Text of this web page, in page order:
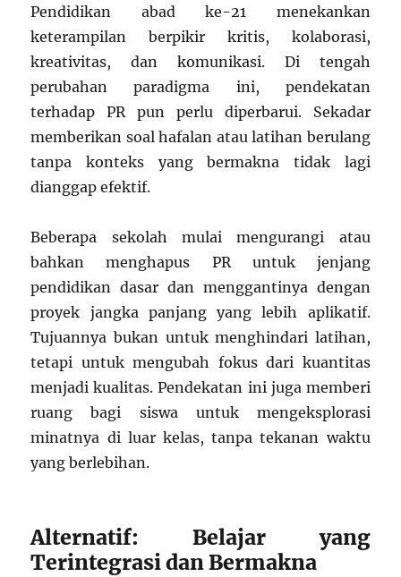
Pendidikan abad ke-21 menekankan
keterampilan berpikir kritis, kolaborasi,
kreativitas, dan komunikasi. Di tengah
perubahan paradigma ini, pendekatan
terhadap PR pun perlu diperbarui. Sekadar
memberikan soal hafalan atau latihan berulang
tanpa konteks yang bermakna tidak lagi
dianggap efektif.
Beberapa sekolah mulai mengurangi atau
bahkan menghapus PR untuk jenjang
pendidikan dasar dan menggantinya dengan
proyek jangka panjang yang lebih aplikatif.
Tujuannya bukan untuk menghindari latihan,
tetapi untuk mengubah fokus dari kuantitas
menjadi kualitas. Pendekatan ini juga memberi
ruang bagi siswa untuk mengeksplorasi
minatnya di luar kelas, tanpa tekanan waktu
yang berlebihan.
Alternatif: Belajar yang
Terintegrasi dan Bermakna